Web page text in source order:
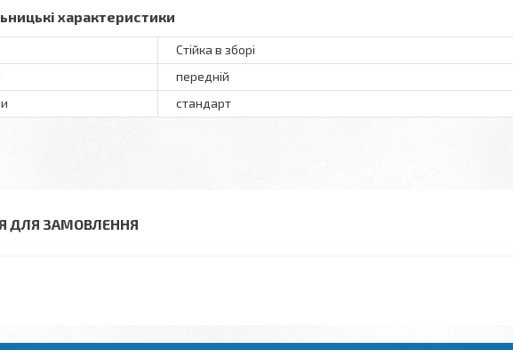
характеристики
Стійка в зборі
передній
стандарт
ДЛЯ ЗАМОВЛЕННЯ